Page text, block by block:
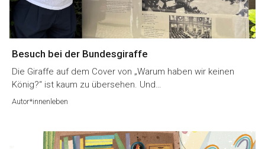
Besuch bei der Bundesgiraffe
Die Giraffe auf dem Cover von „Warum haben wir keinen
König?“ ist kaum zu übersehen. Und…
Autor*innenleben